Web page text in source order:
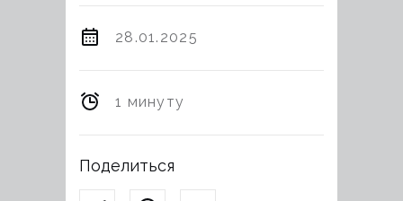
28.01.2025
1 минуту
Поделиться